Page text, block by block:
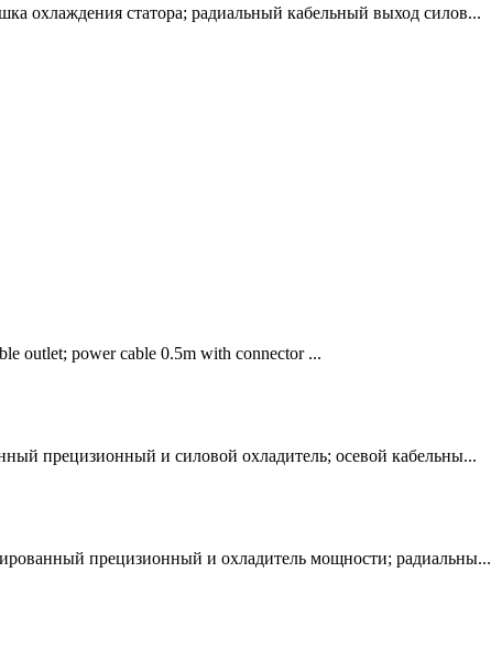
охлаждения статора; радиальный кабельный выход силов...
outlet; power cable 0.5m with connector ...
прецизионный и силовой охладитель; осевой кабельны...
прецизионный и охладитель мощности; радиальны...